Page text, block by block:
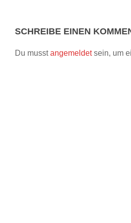
SCHREIBE EINEN
Du musstangemeldetsein, um